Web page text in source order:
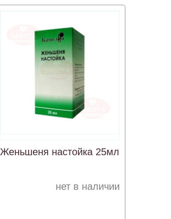
Женьшеня настойка 25мл
нет в наличии